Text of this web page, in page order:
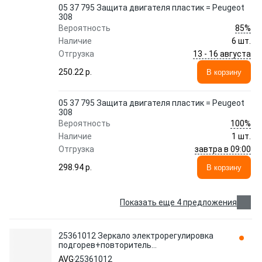
05 37 795 Защита двигателя пластик = Peugeot
308
Вероятность
85%
Наличие
6 шт.
Отгрузка
13 - 16 августа
250.22 p.
В корзину
05 37 795 Защита двигателя пластик = Peugeot
308
Вероятность
100%
Наличие
1 шт.
Отгрузка
завтра в 09:00
298.94 p.
В корзину
Показать еще 4 предложения
25361012 Зеркало электрорегулировка
подгорев+повторитель
поворота+нижний фонарь+автосклад.
AVG 25361012